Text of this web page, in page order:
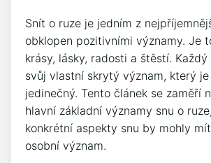
Snít o ruze je jedním z
obklopen pozitivními významy. Je
krásy, lásky, radosti a štěstí.
svůj vlastní skrytý význam, který
jedinečný. Tento článek se zaměří
hlavní základní významy snu o
konkrétní aspekty snu by mohly
osobní význam.